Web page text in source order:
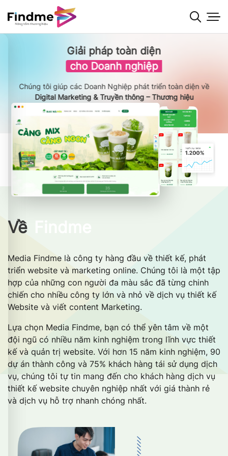
qua
nội
Giải pháp toàn diện
cho Doanh nghiệp
Chúng tôi giúp các Doanh Nghiệp phát triển toàn diện về
Digital Marketing & Truyền thông – Thương hiệu
Về
Media Findme là công ty hàng đầu về thiết kế, phát
triển website và marketing online. Chúng tôi là một tập
hợp của những con người đa màu sắc đã từng chinh
chiến cho nhiều công ty lớn và nhỏ về dịch vụ thiết kế
Website và viết content Marketing.
Lựa chọn Media Findme, bạn có thể yên tâm về một
đội ngũ có nhiều năm kinh nghiệm trong lĩnh vực thiết
kế và quản trị website. Với hơn 15 năm kinh nghiệm, 90
dự án thành công và 75% khách hàng tái sử dụng dịch
vụ, chúng tôi tự tin mang đến cho khách hàng dịch vụ
thiết kế website chuyên nghiệp nhất với giá thành rẻ
và dịch vụ hỗ trợ nhanh chóng nhất.